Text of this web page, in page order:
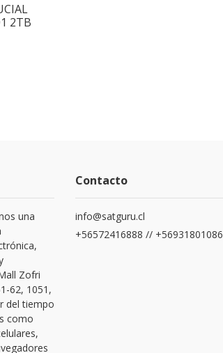
2TB
una
Zofri
62, 1051,
del tiempo
como
Contacto
info@satguru.cl
+56572416888 // +56931801086